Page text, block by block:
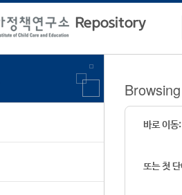
바로 이동:
또는 첫